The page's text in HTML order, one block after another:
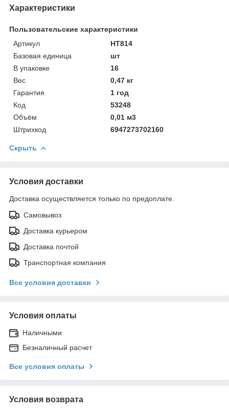
Характеристики
Пользовательские характеристики
Артикул
HT814
Базовая единица
шт
В упаковке
16
Вес
0,47 кг
Гарантия
1 год
Код
53248
Объём
0,01 м3
Штрихкод
6947273702160
Скрыть
Условия доставки
Доставка осуществляется только по предоплате.
Самовывоз
Доставка курьером
Доставка почтой
Транспортная компания
Все условия доставки
Условия оплаты
Наличными
Безналичный расчет
Все условия оплаты
Условия возврата